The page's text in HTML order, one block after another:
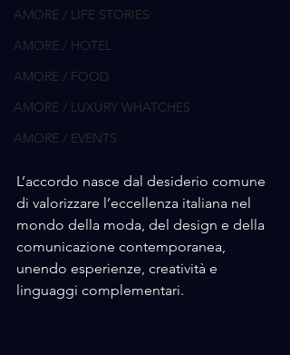
AMORE / LIFE STORIES
AMORE / HOTEL
AMORE / FOOD
AMORE / LUXURY WHATCHES
AMORE / EVENTS
L’accordo nasce dal desiderio comune
di valorizzare l’eccellenza italiana nel
mondo della moda, del design e della
comunicazione contemporanea,
unendo esperienze, creatività e
linguaggi complementari.